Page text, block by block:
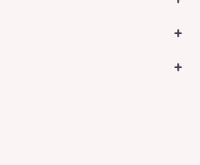
+
+